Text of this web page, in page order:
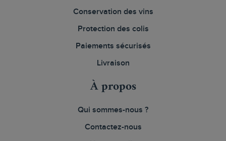
Conservation des vins
Protection des colis
Paiements sécurisés
Livraison
À propos
Qui sommes-nous ?
Contactez-nous